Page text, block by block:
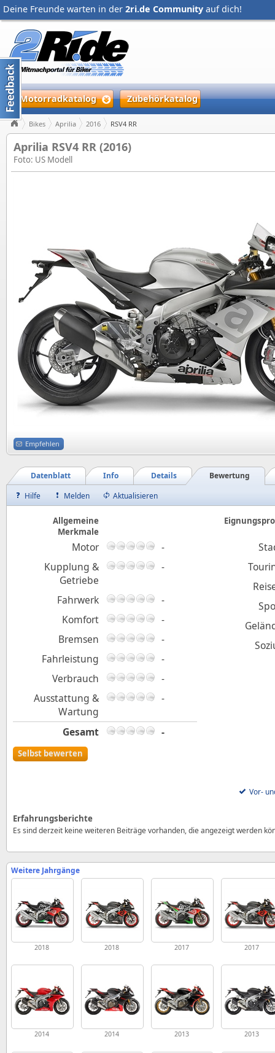
Deine Freunde warten in der 2ri.de Community auf dich!
Motorradkatalog Zubehörkatalog
Bikes Aprilia 2016 RSV4 RR
Aprilia RSV4 RR (2016)
Foto: US Modell
Empfehlen
Bewertung
Details
Info
Datenblatt
Hilfe
Melden Aktualisieren
Allgemeine
Merkmale
Motor
-
Kupplung &
Getriebe
-
Fahrwerk
-
Komfort
-
Bremsen
-
Fahrleistung
-
Verbrauch
-
Ausstattung &
Wartung
-
Gesamt -
Selbst bewerten
Vor-
Erfahrungsberichte
Es sind derzeit keine weiteren Beiträge vorhanden, die angezeigt werden
Weitere Jahrgänge
2018 2018 2017 2017
2014 2014 2013 2013